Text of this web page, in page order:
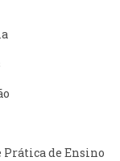
Prática de Ensino